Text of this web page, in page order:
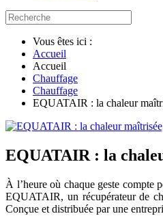
Vous êtes ici :
Accueil
Accueil
Chauffage
Chauffage
EQUATAIR : la chaleur
EQUATAIR : la
À l’heure où chaque geste compte
EQUATAIR, un récupérateur de
Conçue et distribuée par une